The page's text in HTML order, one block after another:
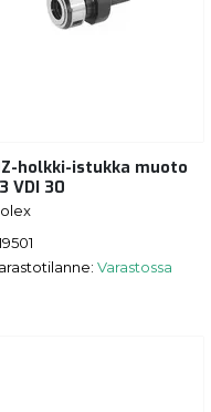
holkki-istukka muoto
VDI 30
Varastossa